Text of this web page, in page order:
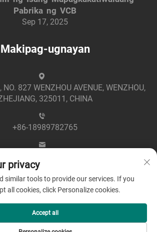
Pabrika ng VCB
Sep 17, 2025
Makipag-ugnayan
827 WENZHOU AVENUE, WENZHOU,
325011, CHINA
+86-18989782765
by Zhejiang Greenpower Electric Co., Ltd
privacy
similar tools to provide our services. If you
all cookies, click Personalize cookies.
Accept all